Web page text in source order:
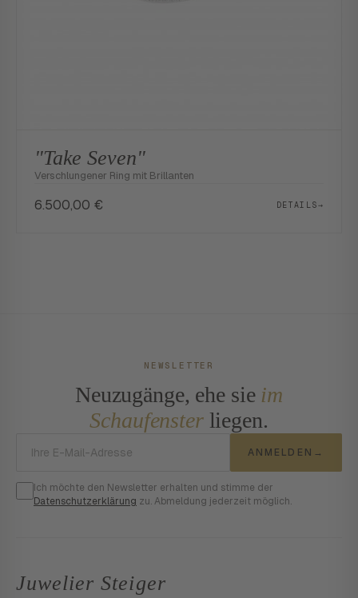
"Take Seven"
Verschlungener Ring mit Brillanten
6.500,00 € DETAILS→
NEWSLETTER
Neuzugänge, ehe sie im
Schaufensterliegen.
ANMELDEN →
Ich möchte den Newsletter erhalten und stimme der
Datenschutzerklärung zu. Abmeldung jederzeit möglich.
Juwelier Steiger